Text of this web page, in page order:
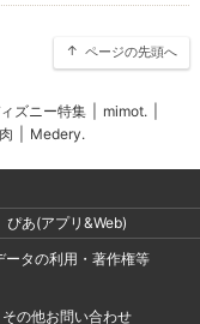
ページの先頭へ
ズニー特集 mimot.
Medery.
ぴあ(アプリ&Web)
ータの利用・著作権等
の他お問い合わせ